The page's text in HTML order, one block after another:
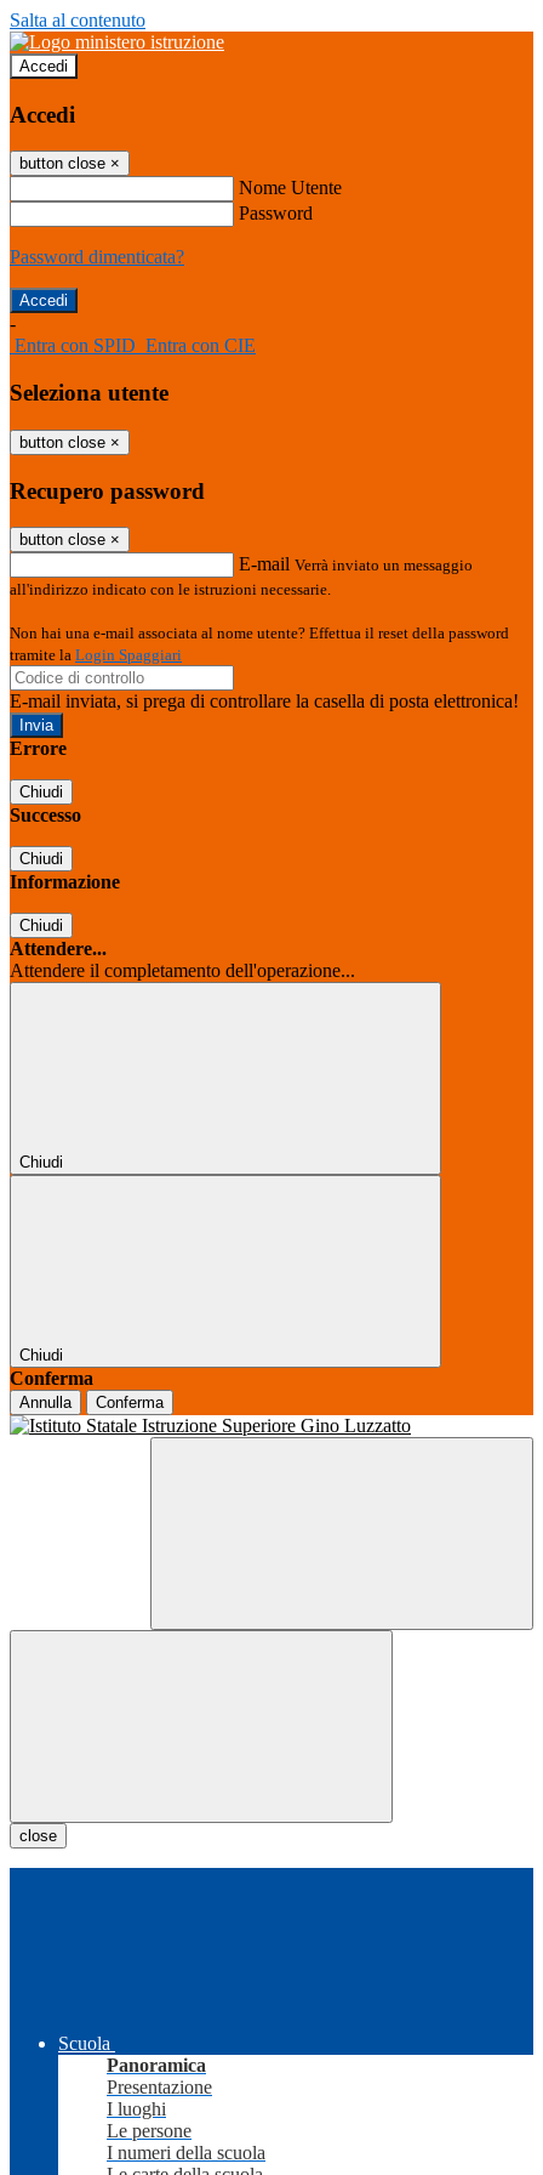
Salta al contenuto
Accedi
Accedi
button close ×
Nome Utente
Password
Password dimenticata?
-
Entra con SPID Entra con CIE
Seleziona utente
button close ×
Recupero password
button close ×
E-mail Verrà inviato un messaggio
all'indirizzo indicato con le istruzioni necessarie.
Non hai una e-mail associata al nome utente? Effettua il reset della password
tramite la Login Spaggiari
E-mail inviata, si prega di controllare la casella di posta elettronica!
Errore
Chiudi
Successo
Chiudi
Informazione
Chiudi
Attendere...
Attendere il completamento dell'operazione...
Chiudi
Chiudi
Conferma
Annulla Conferma
close
Scuola
Panoramica
Presentazione
I luoghi
Le persone
I numeri della scuola